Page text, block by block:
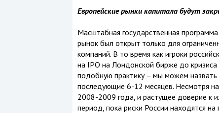
Европейские рынки капитала будут
Масштабная государственная
рынок был открыт только для
компаний. В то время как игроки
на IPO на Лондонской бирже до кризиса
подобную практику – мы можем
последующие 6-12 месяцев. Несмотря
2008-2009 года, и растущее доверие к
период, пока риски России находятся